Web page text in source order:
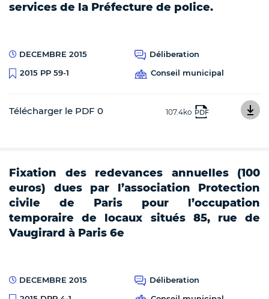
services de la Préfecture de police.
DECEMBRE 2015
Déliberation
2015 PP 59-1
Conseil municipal
Télécharger le PDF 0 107.4ko PDF
Fixation des redevances annuelles (100
euros) dues par l’association Protection
civile de Paris pour l’occupation
temporaire de locaux situés 85, rue de
Vaugirard à Paris 6e
DECEMBRE 2015
Déliberation